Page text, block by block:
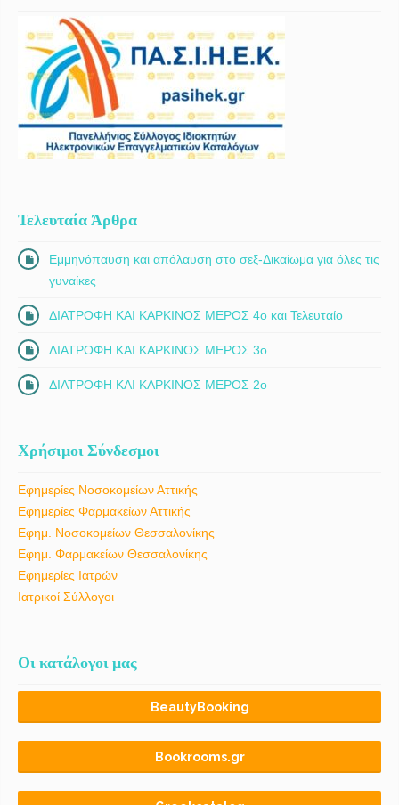
Τελευταία Άρθρα
Εμμηνόπαυση και απόλαυση στο σεξ-Δικαίωμα για όλες τις
γυναίκες
ΔΙΑΤΡΟΦΗ ΚΑΙ ΚΑΡΚΙΝΟΣ ΜΕΡΟΣ 4ο και Τελευταίο
ΔΙΑΤΡΟΦΗ ΚΑΙ ΚΑΡΚΙΝΟΣ ΜΕΡΟΣ 3ο
ΔΙΑΤΡΟΦΗ ΚΑΙ ΚΑΡΚΙΝΟΣ ΜΕΡΟΣ 2ο
Χρήσιμοι Σύνδεσμοι
Εφημερίες Νοσοκομείων Αττικής
Εφημερίες Φαρμακείων Αττικής
Εφημ. Νοσοκομείων Θεσσαλονίκης
Εφημ. Φαρμακείων Θεσσαλονίκης
Εφημερίες Ιατρών
Ιατρικοί Σύλλογοι
Οι κατάλογοι μας
BeautyBooking
Bookrooms.gr